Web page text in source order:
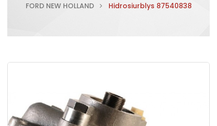
FORD NEW HOLLAND
Hidrosiurblys 87540838